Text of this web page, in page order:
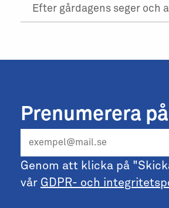
Efter gårdagens seger och
Prenumerera
Genom att klicka på
vår GDPR- och